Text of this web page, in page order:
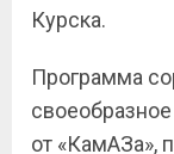
Курска.
Программа
от «КамАЗа»,